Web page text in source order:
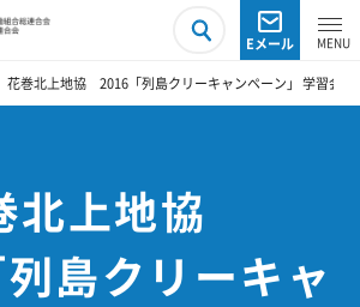
Eメール
花巻北上地協 2016「列島クリーキャンペーン」 学習会を
北上地協
島クリーキャ